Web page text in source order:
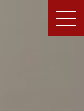
MEN
U